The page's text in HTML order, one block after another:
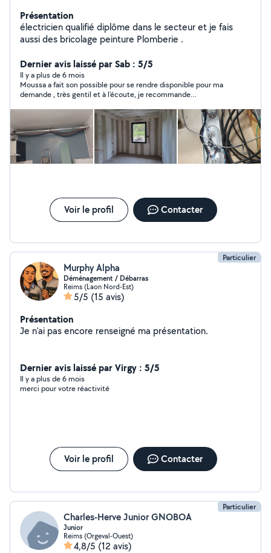
Présentation
électricien qualifié diplôme dans le secteur et je fais
aussi des bricolage peinture Plomberie .
Dernier avis laissé par Sab : 5/5
Il y a plus de 6 mois
Moussa a fait son possible pour se rendre disponible pour ma
demande , très gentil et à l'écoute, je recommande
Voir le profil Contacter
Particulier
Murphy Alpha
Déménagement / Débarras
Reims (Laon Nord-Est)
5/5 (15 avis)
Présentation
Je n'ai pas encore renseigné ma présentation.
Dernier avis laissé par Virgy : 5/5
Il y a plus de 6 mois
merci pour votre réactivité
Voir le profil Contacter
Particulier
Charles-Herve Junior GNOBOA
Junior
Reims (Orgeval-Ouest)
4,8/5 (12 avis)